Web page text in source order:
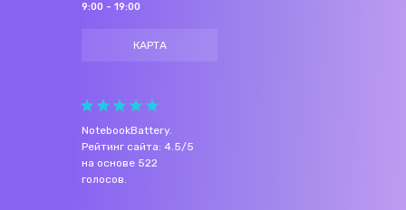
9:00 - 19:00
КАРТА
NotebookBattery.
Рейтинг сайта: 4.5/5
на основе 522
голосов.